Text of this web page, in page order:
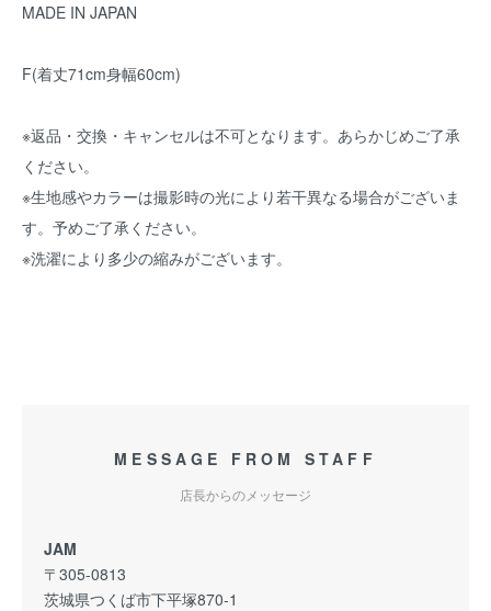
MADE IN JAPAN
F(着丈71cm身幅60cm)
※返品・交換・キャンセルは不可となります。あらかじめご了承
ください。
※生地感やカラーは撮影時の光により若干異なる場合がございま
す。予めご了承ください。
※洗濯により多少の縮みがございます。
MESSAGE FROM STAFF
店長からのメッセージ
JAM
〒305-0813
茨城県つくば市下平塚870-1